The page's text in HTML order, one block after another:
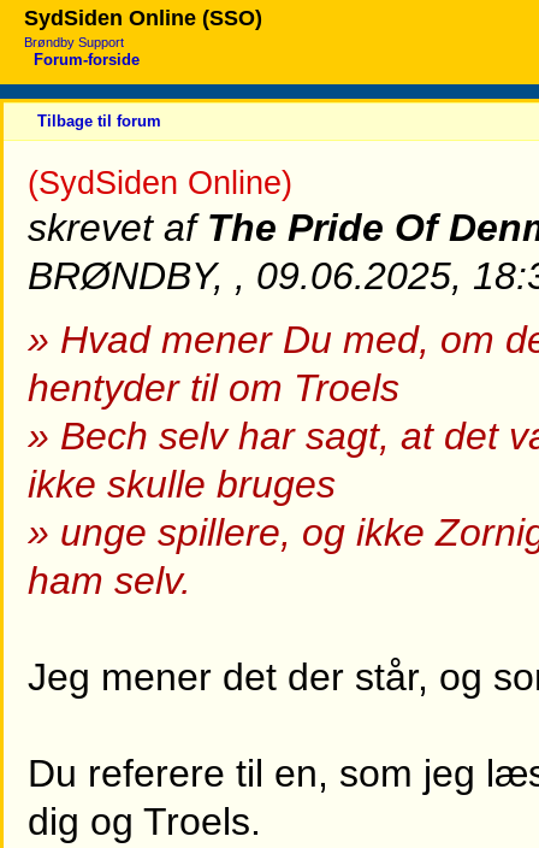
SydSiden Online (SSO)
Brøndby Support
Forum-forside
Tilbage til forum
(SydSiden Online)
skrevet af The Pride Of
BRØNDBY, , 09.06.2025,
» Hvad mener Du med, om
hentyder til om Troels
» Bech selv har sagt, at det
ikke skulle bruges
» unge spillere, og ikke
ham selv.
Jeg mener det der står, og
Du referere til en, som jeg
dig og Troels.